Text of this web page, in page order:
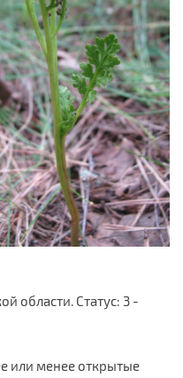
области. Статус: 3 -
или менее открытые